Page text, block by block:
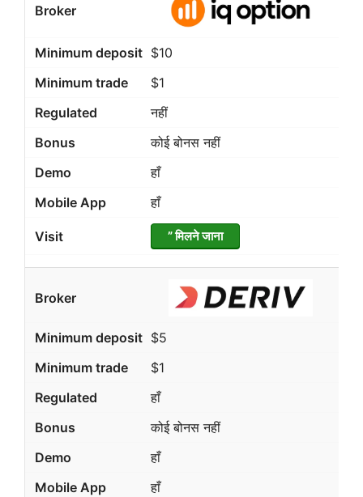
$10
$1
नहीं
कोई बोनस नहीं
हाँ
हाँ
” मिलने जाना
$5
$1
हाँ
कोई बोनस नहीं
हाँ
हाँ